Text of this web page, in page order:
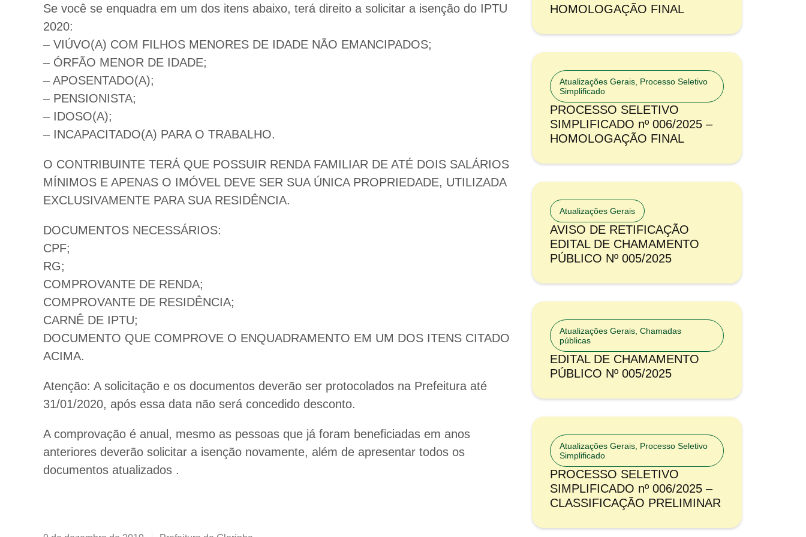
Se você se enquadra em um dos itens abaixo, terá direito a solicitar a isenção do IPTU
2020:
– VIÚVO(A) COM FILHOS MENORES DE IDADE NÃO EMANCIPADOS;
– ÓRFÃO MENOR DE IDADE;
– APOSENTADO(A);
– PENSIONISTA;
– IDOSO(A);
– INCAPACITADO(A) PARA O TRABALHO.
O CONTRIBUINTE TERÁ QUE POSSUIR RENDA FAMILIAR DE ATÉ DOIS SALÁRIOS
MÍNIMOS E APENAS O IMÓVEL DEVE SER SUA ÚNICA PROPRIEDADE, UTILIZADA
EXCLUSIVAMENTE PARA SUA RESIDÊNCIA.
DOCUMENTOS NECESSÁRIOS:
CPF;
RG;
COMPROVANTE DE RENDA;
COMPROVANTE DE RESIDÊNCIA;
CARNÊ DE IPTU;
DOCUMENTO QUE COMPROVE O ENQUADRAMENTO EM UM DOS ITENS CITADO
ACIMA.
Atenção: A solicitação e os documentos deverão ser protocolados na Prefeitura até
31/01/2020, após essa data não será concedido desconto.
A comprovação é anual, mesmo as pessoas que já foram beneficiadas em anos
anteriores deverão solicitar a isenção novamente, além de apresentar todos os
documentos atualizados .
HOMOLOGAÇÃO FINAL
Atualizações Gerais Processo Seletivo
Simplificado
PROCESSO SELETIVO
SIMPLIFICADO nº 006/2025 –
HOMOLOGAÇÃO FINAL
Atualizações Gerais
AVISO DE RETIFICAÇÃO
EDITAL DE CHAMAMENTO
PÚBLICO Nº 005/2025
Atualizações Gerais Chamadas
públicas
EDITAL DE CHAMAMENTO
PÚBLICO Nº 005/2025
Atualizações Gerais Processo Seletivo
Simplificado
PROCESSO SELETIVO
SIMPLIFICADO nº 006/2025 –
CLASSIFICAÇÃO PRELIMINAR